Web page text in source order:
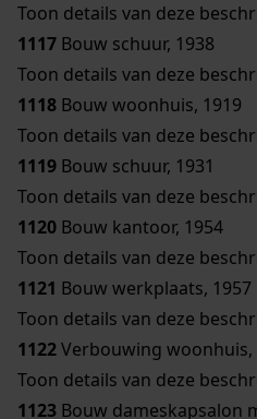
Toon details van deze
1117 Bouw schuur, 1938
Toon details van deze
1118 Bouw woonhuis, 1919
Toon details van deze
1119 Bouw schuur, 1931
Toon details van deze
1120 Bouw kantoor, 1954
Toon details van deze
1121 Bouw werkplaats, 1957
Toon details van deze
1122Verbouwing woonhuis,
Toon details van deze
1123 Bouw dameskapsalon